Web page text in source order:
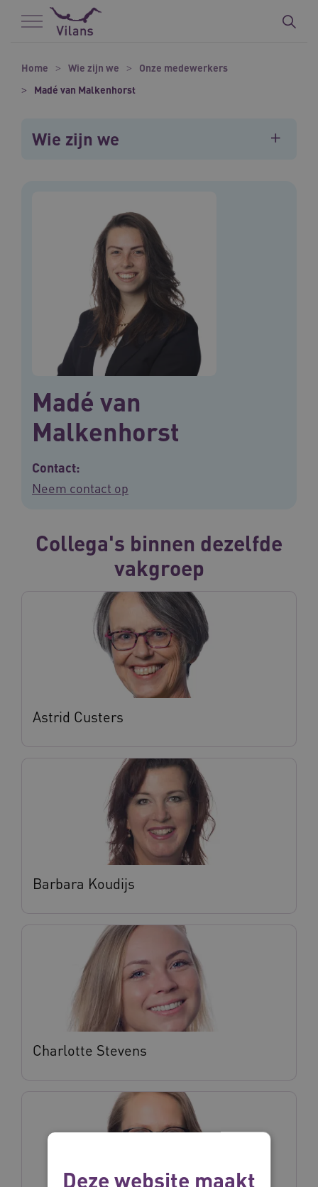
Naar hoofdinhoud
Naar footer
Home Wie zijn we
Onze medewerkers
Madé van Malkenhorst
Wie zijn we
Madé van
Malkenhorst
Contact:
Neem contact op
Collega's binnen dezelfde
vakgroep
Astrid Custers
Barbara Koudijs
Charlotte Stevens
Deze website maakt